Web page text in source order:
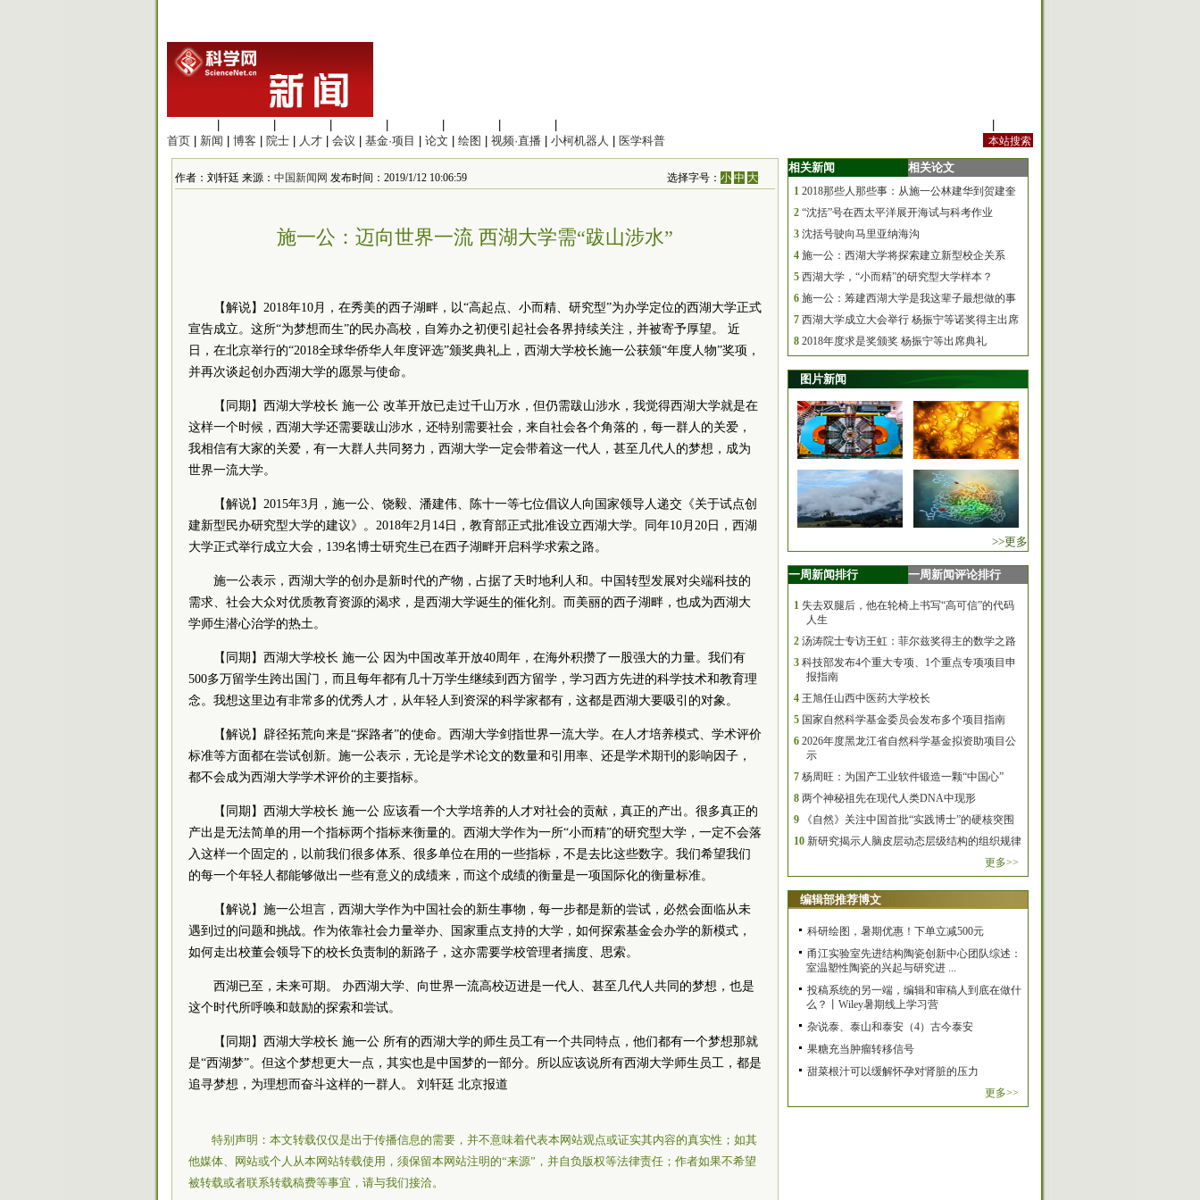
首页
新闻 博客 院士 人才 会议 基金·项目 论文 绘图 视频·直播 小柯机器人 医学科普
作者：刘轩廷 来源： 中国新闻网 发布时间：2019/1/12 10:06:59 选择字号：小 中 大
施一公：迈向世界一流 西湖大学需“跋山涉水”
【解说】2018年10月，在秀美的西子湖畔，以“高起点、小而精、研究型”为办学定位的西湖大学正式
宣告成立。这所“为梦想而生”的民办高校，自筹办之初便引起社会各界持续关注，并被寄予厚望。 近
日，在北京举行的“2018全球华侨华人年度评选”颁奖典礼上，西湖大学校长施一公获颁“年度人物”奖项，
并再次谈起创办西湖大学的愿景与使命。
【同期】西湖大学校长 施一公 改革开放已走过千山万水，但仍需跋山涉水，我觉得西湖大学就是在
这样一个时候，西湖大学还需要跋山涉水，还特别需要社会，来自社会各个角落的，每一群人的关爱，
我相信有大家的关爱，有一大群人共同努力，西湖大学一定会带着这一代人，甚至几代人的梦想，成为
世界一流大学。
【解说】2015年3月，施一公、饶毅、潘建伟、陈十一等七位倡议人向国家领导人递交《关于试点创
建新型民办研究型大学的建议》。2018年2月14日，教育部正式批准设立西湖大学。同年10月20日，西湖
大学正式举行成立大会，139名博士研究生已在西子湖畔开启科学求索之路。
施一公表示，西湖大学的创办是新时代的产物，占据了天时地利人和。中国转型发展对尖端科技的
需求、社会大众对优质教育资源的渴求，是西湖大学诞生的催化剂。而美丽的西子湖畔，也成为西湖大
学师生潜心治学的热土。
【同期】西湖大学校长 施一公 因为中国改革开放40周年，在海外积攒了一股强大的力量。我们有
500多万留学生跨出国门，而且每年都有几十万学生继续到西方留学，学习西方先进的科学技术和教育理
念。我想这里边有非常多的优秀人才，从年轻人到资深的科学家都有，这都是西湖大要吸引的对象。
【解说】辟径拓荒向来是“探路者”的使命。西湖大学剑指世界一流大学。在人才培养模式、学术评价
标准等方面都在尝试创新。施一公表示，无论是学术论文的数量和引用率、还是学术期刊的影响因子，
都不会成为西湖大学学术评价的主要指标。
【同期】西湖大学校长 施一公 应该看一个大学培养的人才对社会的贡献，真正的产出。很多真正的
产出是无法简单的用一个指标两个指标来衡量的。西湖大学作为一所“小而精”的研究型大学，一定不会落
入这样一个固定的，以前我们很多体系、很多单位在用的一些指标，不是去比这些数字。我们希望我们
的每一个年轻人都能够做出一些有意义的成绩来，而这个成绩的衡量是一项国际化的衡量标准。
【解说】施一公坦言，西湖大学作为中国社会的新生事物，每一步都是新的尝试，必然会面临从未
遇到过的问题和挑战。作为依靠社会力量举办、国家重点支持的大学，如何探索基金会办学的新模式，
如何走出校董会领导下的校长负责制的新路子，这亦需要学校管理者揣度、思索。
西湖已至，未来可期。 办西湖大学、向世界一流高校迈进是一代人、甚至几代人共同的梦想，也是
这个时代所呼唤和鼓励的探索和尝试。
【同期】西湖大学校长 施一公 所有的西湖大学的师生员工有一个共同特点，他们都有一个梦想那就
是“西湖梦”。但这个梦想更大一点，其实也是中国梦的一部分。所以应该说所有西湖大学师生员工，都是
追寻梦想，为理想而奋斗这样的一群人。 刘轩廷 北京报道
特别声明：本文转载仅仅是出于传播信息的需要，并不意味着代表本网站观点或证实其内容的真实性；如其
他媒体、网站或个人从本网站转载使用，须保留本网站注明的“来源”，并自负版权等法律责任；作者如果不希望
被转载或者联系转载稿费等事宜，请与我们接洽。
相关新闻 相关论文
1 2018那些人那些事：从施一公林建华到贺建奎
2 “沈括”号在西太平洋展开海试与科考作业
3 沈括号驶向马里亚纳海沟
4 施一公：西湖大学将探索建立新型校企关系
5 西湖大学，“小而精”的研究型大学样本？
6 施一公：筹建西湖大学是我这辈子最想做的事
7 西湖大学成立大会举行 杨振宁等诺奖得主出席
8 2018年度求是奖颁奖 杨振宁等出席典礼
图片新闻
>>更多
一周新闻排行 一周新闻评论排行
1 失去双腿后，他在轮椅上书写“高可信”的代码
人生
2 汤涛院士专访王虹：菲尔兹奖得主的数学之路
3 科技部发布4个重大专项、1个重点专项项目申
报指南
4 王旭任山西中医药大学校长
5 国家自然科学基金委员会发布多个项目指南
6 2026年度黑龙江省自然科学基金拟资助项目公
示
7 杨周旺：为国产工业软件锻造一颗“中国心”
8 两个神秘祖先在现代人类DNA中现形
9
《自然》关注中国首批“实践博士”的硬核突围
10 新研究揭示人脑皮层动态层级结构的组织规律
更多>>
编辑部推荐博文
科研绘图，暑期优惠！下单立减500元
甬江实验室先进结构陶瓷创新中心团队综述：
室温塑性陶瓷的兴起与研究进 ...
投稿系统的另一端，编辑和审稿人到底在做什
么？丨Wiley暑期线上学习营
杂说泰、泰山和泰安（4）古今泰安
果糖充当肿瘤转移信号
甜菜根汁可以缓解怀孕对肾脏的压力
更多>>